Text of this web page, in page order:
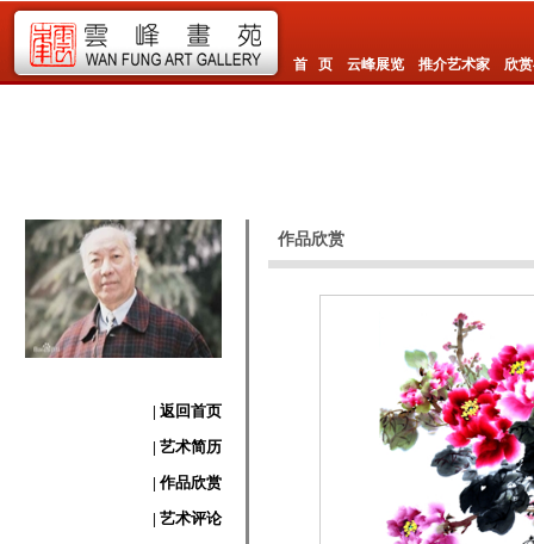
首 页 云峰展览 推介艺术家 欣
| 返回首页
| 艺术简历
| 作品欣赏
| 艺术评论
作品欣赏